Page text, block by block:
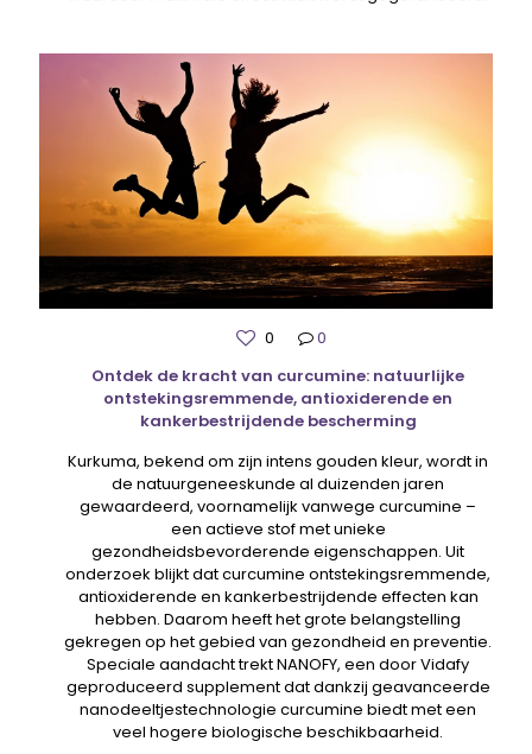
0
0
Ontdek de kracht van curcumine: natuurlijke
ontstekingsremmende, antioxiderende en
kankerbestrijdende bescherming
Kurkuma, bekend om zijn intens gouden kleur, wordt in
de natuurgeneeskunde al duizenden jaren
gewaardeerd, voornamelijk vanwege curcumine –
een actieve stof met unieke
gezondheidsbevorderende eigenschappen. Uit
onderzoek blijkt dat curcumine ontstekingsremmende,
antioxiderende en kankerbestrijdende effecten kan
hebben. Daarom heeft het grote belangstelling
gekregen op het gebied van gezondheid en preventie.
Speciale aandacht trekt NANOFY, een door Vidafy
geproduceerd supplement dat dankzij geavanceerde
nanodeeltjestechnologie curcumine biedt met een
veel hogere biologische beschikbaarheid.